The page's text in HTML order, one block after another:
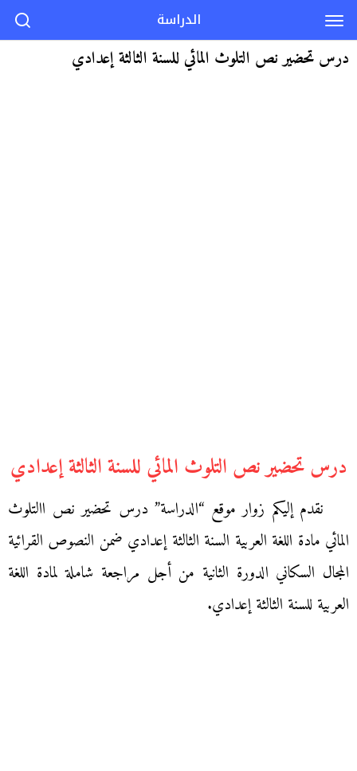
درس تحضير نص التلوث المائي للسنة الثالثة إعدادي
درس تحضير نص التلوث المائي للسنة الثالثة إعدادي
نقدم إليكم زوار موقع “الدراسة” درس تحضير نص االتلوث
المائي مادة اللغة العربية السنة الثالثة إعدادي ضمن النصوص القرائية
المجال السكاني الدورة الثانية من أجل مراجعة شاملة لمادة اللغة
العربية للسنة الثالثة إعدادي.
الدراسة